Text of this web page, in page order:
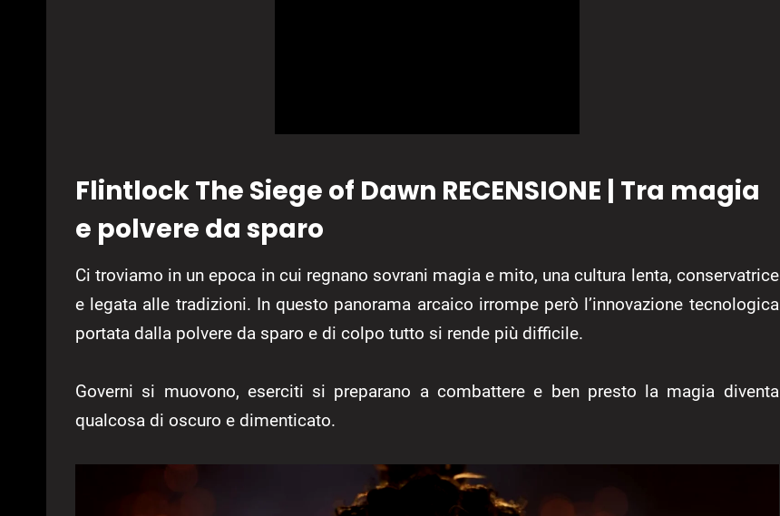
Flintlock The Siege of Dawn RECENSIONE | Tra magia
e polvere da sparo
Ci troviamo in un epoca in cui regnano sovrani magia e mito, una cultura lenta, conservatrice
e legata alle tradizioni. In questo panorama arcaico irrompe però l’innovazione tecnologica
portata dalla polvere da sparo e di colpo tutto si rende più difficile.
Governi si muovono, eserciti si preparano a combattere e ben presto la magia diventa
qualcosa di oscuro e dimenticato.